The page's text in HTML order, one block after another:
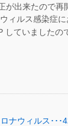
が出来たので再
ィルス感染症
していましたの
ナウィルス･･･